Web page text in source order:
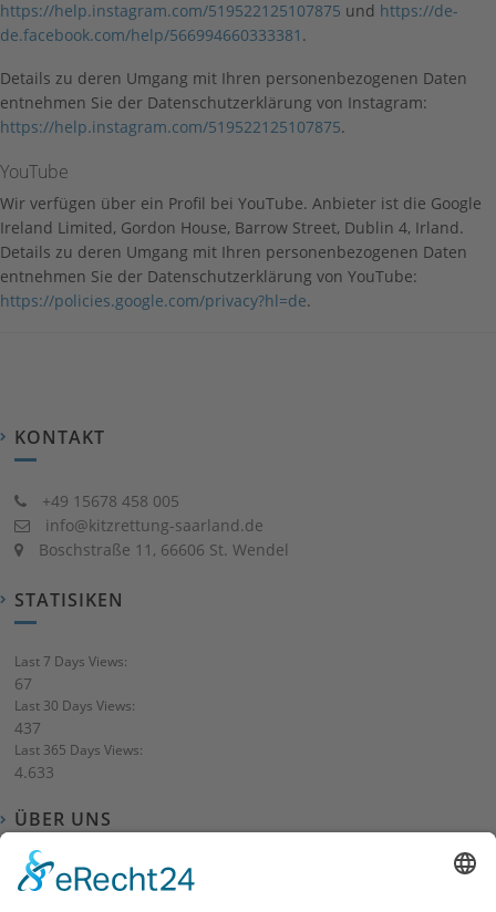
https://help.instagram.com/519522125107875 und https://de-
de.facebook.com/help/566994660333381 .
Details zu deren Umgang mit Ihren personenbezogenen Daten
entnehmen Sie der Datenschutzerklärung von Instagram:
https://help.instagram.com/519522125107875.
YouTube
Wir verfügen über ein Profil bei YouTube. Anbieter ist die Google
Ireland Limited, Gordon House, Barrow Street, Dublin 4, Irland.
Details zu deren Umgang mit Ihren personenbezogenen Daten
entnehmen Sie der Datenschutzerklärung von YouTube:
https://policies.google.com/privacy?hl=de.
KONTAKT
+49 15678 458 005
info@kitzrettung-saarland.de
Boschstraße 11, 66606 St. Wendel
STATISIKEN
Last 7 Days Views:
67
Last 30 Days Views:
437
Last 365 Days Views:
4.633
ÜBER UNS
Wir sind ein gemeinnütziger Verein welcher seit 2021 besteht